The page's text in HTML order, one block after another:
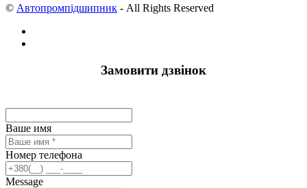
© Автопромпідшипник - All Rights Reserved
Замовити дзвінок
Ваше имя
Номер телефона
Message